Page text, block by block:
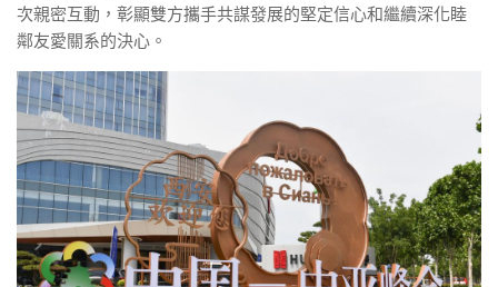
次親密互動，彰顯雙方攜手共謀發展的堅定信心和繼續深化睦
鄰友愛關系的決心。